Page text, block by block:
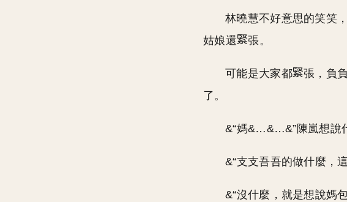
林曉慧不好意思的笑笑
姑娘還
張。
可能是大家都
張，負
了。
&“媽&…&…&”陳嵐想說
&“支支吾吾的做什麼，
&“沒什麼，就是想說媽